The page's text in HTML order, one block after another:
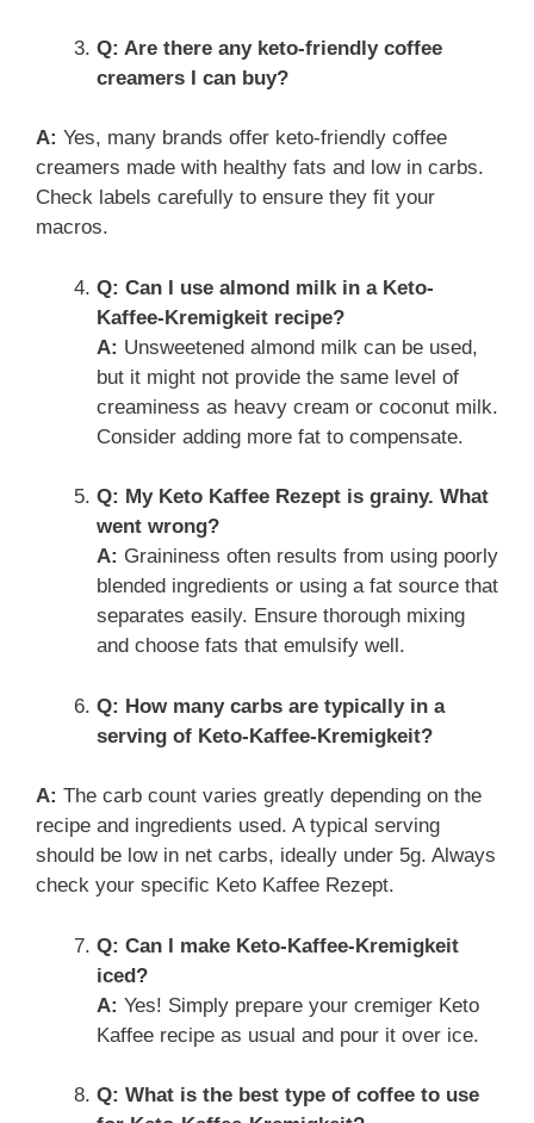
Q: Are there any keto-friendly coffee
creamers I can buy?
A: Yes, many brands offer keto-friendly coffee
creamers made with healthy fats and low in carbs.
Check labels carefully to ensure they fit your
macros.
Q: Can I use almond milk in a Keto-
Kaffee-Kremigkeit recipe?
A: Unsweetened almond milk can be used,
but it might not provide the same level of
creaminess as heavy cream or coconut milk.
Consider adding more fat to compensate.
Q: My Keto Kaffee Rezept is grainy. What
went wrong?
A: Graininess often results from using poorly
blended ingredients or using a fat source that
separates easily. Ensure thorough mixing
and choose fats that emulsify well.
Q: How many carbs are typically in a
serving of Keto-Kaffee-Kremigkeit?
A: The carb count varies greatly depending on the
recipe and ingredients used. A typical serving
should be low in net carbs, ideally under 5g. Always
check your specific Keto Kaffee Rezept.
Q: Can I make Keto-Kaffee-Kremigkeit
iced?
A: Yes! Simply prepare your cremiger Keto
Kaffee recipe as usual and pour it over ice.
Q: What is the best type of coffee to use